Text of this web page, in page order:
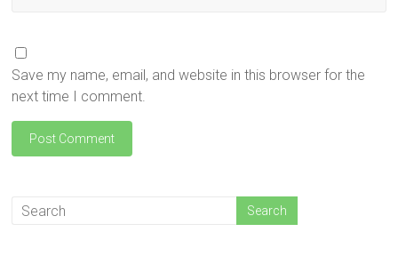
Save my name, email, and website in this browser for the
next time I comment.